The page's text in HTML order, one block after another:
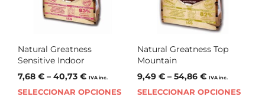
Natural Greatness
Sensitive Indoor
7,68 € – 40,73 € IVA inc.
SELECCIONAR OPCIONES
Natural Greatness Top
Mountain
9,49 €– 54,86 € IVA inc.
SELECCIONAR OPCIONES